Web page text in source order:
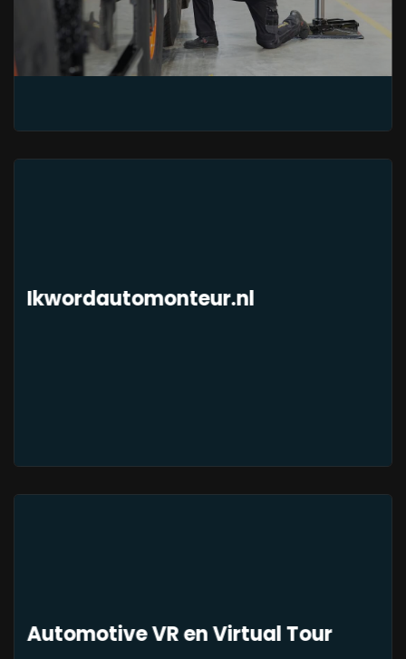
Ikwordautomonteur.nl
Automotive VR en Virtual Tour